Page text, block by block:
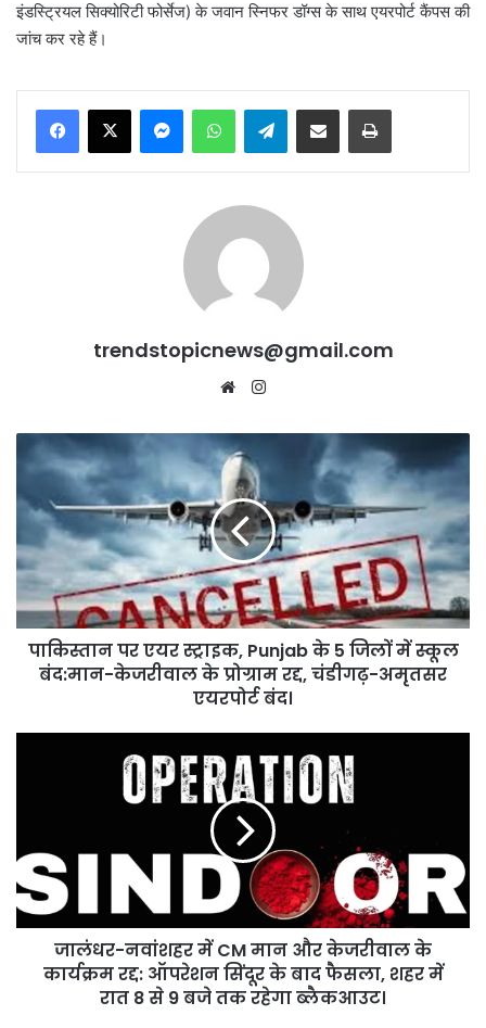
इंडस्ट्रियल सिक्योरिटी फोर्सेज) के जवान स्निफर डॉग्स के साथ एयरपोर्ट कैंपस की
जांच कर रहे हैं।
MessengerWhatsAppTelegramShare via Email Print
trendstopicnews@gmail.com
Website
पाकिस्तान
स्ट्राइक,
Punjab
के
5
जिलों
में
स्कूल
बंद:मान-
बंद।
पाकिस्तान पर एयर स्ट्राइक, Punjab के 5 जिलों में स्कूल
बंद:मान-केजरीवाल के प्रोग्राम रद्द, चंडीगढ़-अमृतसर
एयरपोर्ट बंद।
और
केजरीवाल
के
कार्यक्रम
ऑपरेशन
जालंधर-नवांशहर में CM मान और केजरीवाल के
कार्यक्रम रद्द: ऑपरेशन सिंदूर के बाद फैसला, शहर में
रात 8 से 9 बजे तक रहेगा ब्लैकआउट।